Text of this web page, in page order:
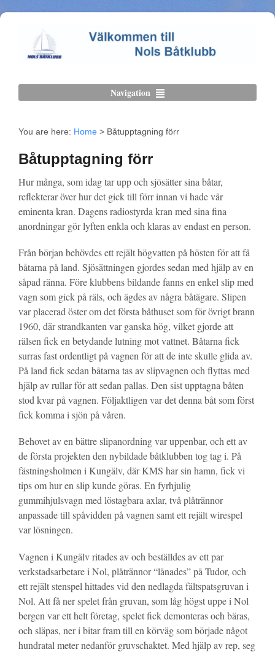
Navigation
You are here: Home > Båtupptagning förr
Båtupptagning förr
Hur många, som idag tar upp och sjösätter sina båtar,
reflekterar över hur det gick till förr innan vi hade vår
eminenta kran. Dagens radiostyrda kran med sina fina
anordningar gör lyften enkla och klaras av endast en person.
Från början behövdes ett rejält högvatten på hösten för att få
båtarna på land. Sjösättningen gjordes sedan med hjälp av en
såpad ränna. Före klubbens bildande fanns en enkel slip med
vagn som gick på räls, och ägdes av några båtägare. Slipen
var placerad öster om det första båthuset som för övrigt brann
1960, där strandkanten var ganska hög, vilket gjorde att
rälsen fick en betydande lutning mot vattnet. Båtarna fick
surras fast ordentligt på vagnen för att de inte skulle glida av.
På land fick sedan båtarna tas av slipvagnen och flyttas med
hjälp av rullar för att sedan pallas. Den sist upptagna båten
stod kvar på vagnen. Följaktligen var det denna båt som först
fick komma i sjön på våren.
Behovet av en bättre slipanordning var uppenbar, och ett av
de första projekten den nybildade båtklubben tog tag i. På
fästningsholmen i Kungälv, där KMS har sin hamn, fick vi
tips om hur en slip kunde göras. En fyrhjulig
gummihjulsvagn med löstagbara axlar, två plåtrännor
anpassade till spåvidden på vagnen samt ett rejält wirespel
var lösningen.
Vagnen i Kungälv ritades av och beställdes av ett par
verkstadsarbetare i Nol, plåtrännor “lånades” på Tudor, och
ett rejält stenspel hittades vid den nedlagda fältspatsgruvan i
Nol. Att få ner spelet från gruvan, som låg högst uppe i Nol
bergen var ett helt företag, spelet fick demonteras och bäras,
och släpas, ner i bitar fram till en körväg som började något
hundratal meter nedanför gruvschaktet. Med hjälp av rep, seg